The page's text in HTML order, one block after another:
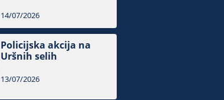
14/07/2026
Policijska akcija na
Uršnih selih
13/07/2026